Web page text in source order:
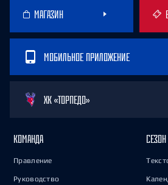
МАГАЗИН
МОБИЛЬНОЕ ПРИЛОЖЕНИЕ
ХК «ТОРПЕДО»
КОМАНДА
Правление
Руководство
СЕЗОН